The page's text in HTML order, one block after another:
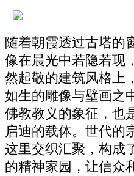
随着朝霞透过古塔的
像在晨光中若隐若现
然起敬的建筑风格上
如生的雕像与壁画之
佛教教义的象征，也
启迪的载体。世代的
这里交织汇聚，构成
的精神家园，让信众